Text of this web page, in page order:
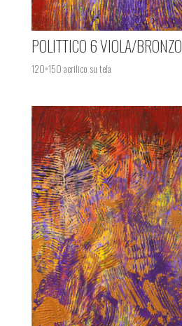
POLITTICO 6 VIOLA/BRONZO
120×150 acrilico su tela